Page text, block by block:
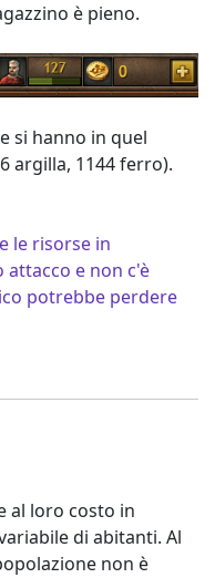
è pieno.
si hanno in quel
argilla, 1144 ferro).
le risorse in
attacco e non c'è
potrebbe perdere
al loro costo in
di abitanti. Al
non è